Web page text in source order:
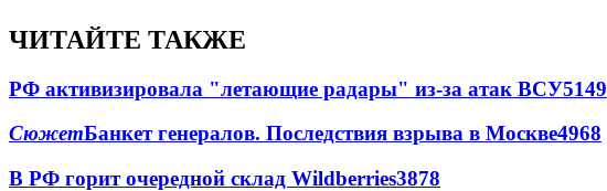
ЧИТАЙТЕ ТАКЖЕ
РФ активизировала "летающие радары" из-за атак ВСУ5149
СюжетБанкет генералов. Последствия взрыва в Москве4968
В РФ горит очередной склад Wildberries3878